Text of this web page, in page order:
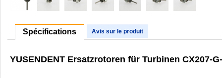
Spécifications Avis sur le produit
YUSENDENT Ersatzrotoren für Turbinen CX207-